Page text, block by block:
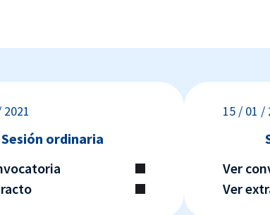
2021
Sesión ordinaria
15 / 01 /
Ver
Ver